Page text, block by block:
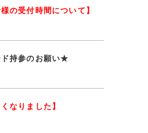
の受付時間について】
持参のお願い★
なりました】